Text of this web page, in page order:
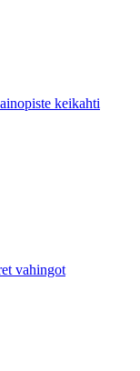
keikahti
vahingot